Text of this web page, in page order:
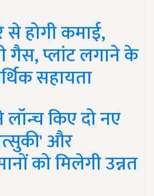
होगी कमाई,
गैस, प्लांट लगाने के
सहायता
किए दो नए
और
को मिलेगी उन्नत